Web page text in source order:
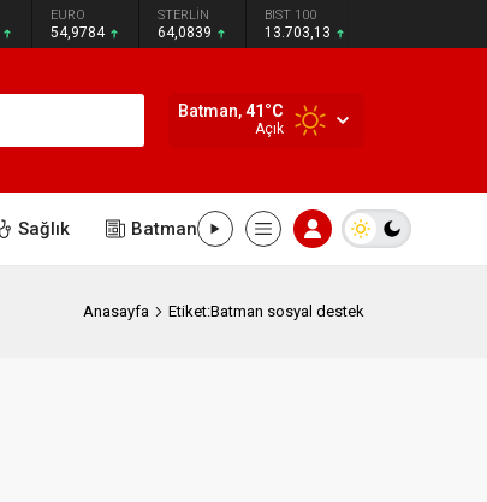
EURO
54,9784
STERLİN
64,0839
BIST 100
13.703,13
Batman,41°C
Açık
Sağlık Batman
Anasayfa Etiket:Batman sosyal destek